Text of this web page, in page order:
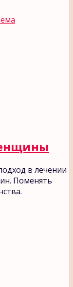
в лечении
Поменять